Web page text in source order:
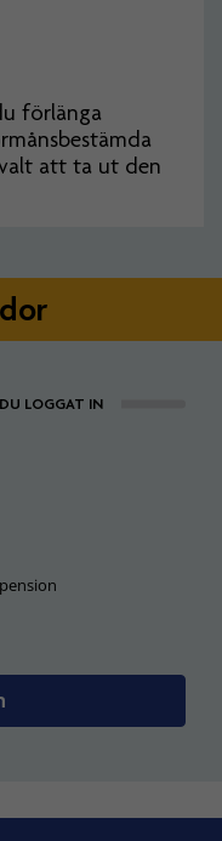
förlänga
att ta ut den
LOGGAT IN